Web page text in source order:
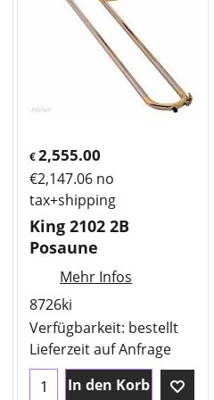
€2,555.00
€2,147.06 no
tax+shipping
King 2102 2B
Posaune
Mehr Infos
8726ki
Verfügbarkeit: bestellt
Lieferzeit auf Anfrage
In den Korb